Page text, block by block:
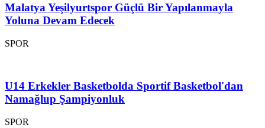
Malatya Yeşilyurtspor Güçlü Bir Yapılanmayla
Yoluna Devam Edecek
SPOR
U14 Erkekler Basketbolda Sportif Basketbol'dan
Namağlup Şampiyonluk
SPOR